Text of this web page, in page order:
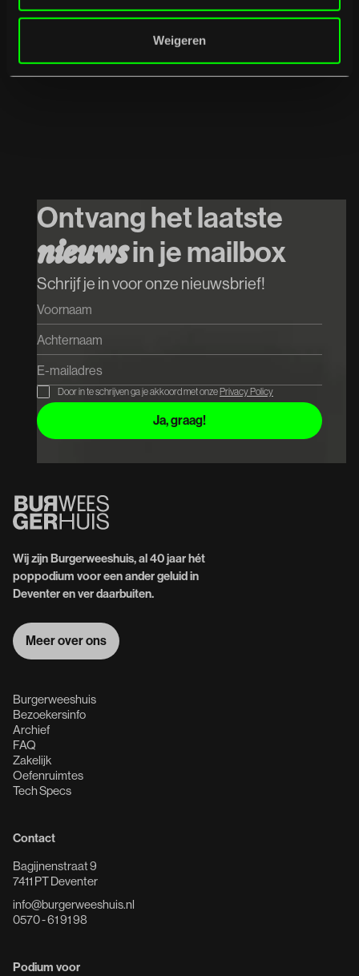
Weigeren
Ontvang het laatste
nieuwsin je mailbox
Schrijf je in voor onze nieuwsbrief!
Door in te schrijven ga je akkoord met onzePrivacy Policy
Wij zijn Burgerweeshuis, al 40 jaar hét
poppodium voor een ander geluid in
Deventer en ver daarbuiten.
Meer over ons
Burgerweeshuis
Bezoekersinfo
Archief
FAQ
Zakelijk
Oefenruimtes
Tech Specs
Contact
Bagijnenstraat 9
7411 PT Deventer
info@burgerweeshuis.nl
0570 - 61 91 98
Podium voor